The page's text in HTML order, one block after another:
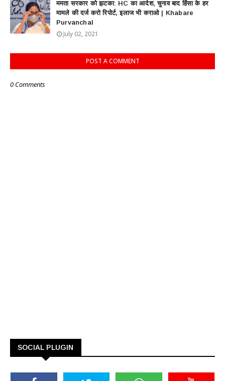
ममता सरकार को झटका: HC का आदेश, चुनाव बाद हिंसा के हर
मामले की दर्ज करो रिपोर्ट, इलाज भी कराओ | Khabare
Purvanchal
July 02, 2021
POST A COMMENT
0 Comments
SOCIAL PLUGIN